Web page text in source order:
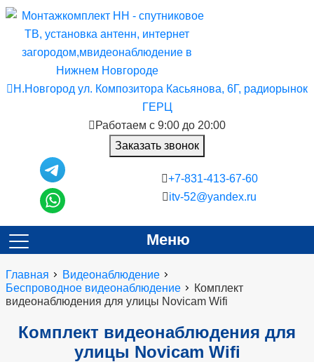
Н.Новгород ул. Композитора Касьянова, 6Г, радиорынок
ГЕРЦ
Работаем с 9:00 до 20:00
Заказать звонок
+7-831-413-67-60
itv-52@yandex.ru
Меню
Главная
Видеонаблюдение
Беспроводное видеонаблюдение
Комплект
видеонаблюдения для улицы Novicam Wifi
Комплект видеонаблюдения для
улицы Novicam Wifi